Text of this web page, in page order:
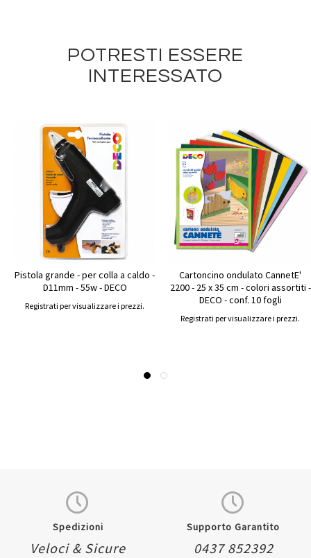
POTRESTI ESSERE
INTERESSATO
Pistola grande - per colla a caldo -
D11mm - 55w - DECO
Registrati per visualizzare i prezzi.
Cartoncino ondulato CannetE'
2200 - 25 x 35 cm - colori assortiti -
DECO - conf. 10 fogli
Registrati per visualizzare i prezzi.
Spedizioni
Veloci & Sicure
Supporto Garantito
0437 852392